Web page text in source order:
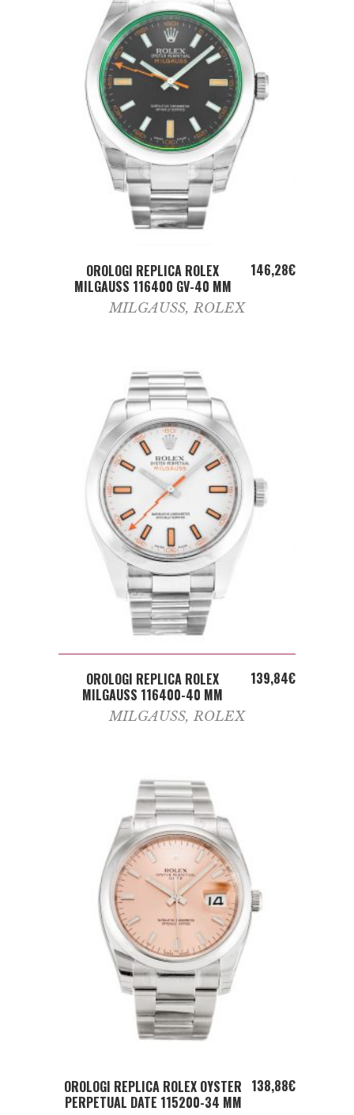
ADD TO CART
OROLOGI REPLICA ROLEX
MILGAUSS 116400 GV-40 MM
146,28€
MILGAUSS, ROLEX
ADD TO CART
OROLOGI REPLICA ROLEX
MILGAUSS 116400-40 MM
139,84€
MILGAUSS, ROLEX
ADD TO CART
OROLOGI REPLICA ROLEX OYSTER
PERPETUAL DATE 115200-34 MM
138,88€